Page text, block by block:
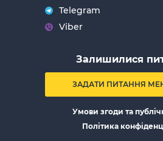
Telegram
Viber
Залишилися
ЗАДАТИ ПИТАННЯ
Умови згоди та
Політика